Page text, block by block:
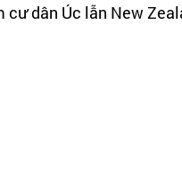
cư dân Úc lẫn New